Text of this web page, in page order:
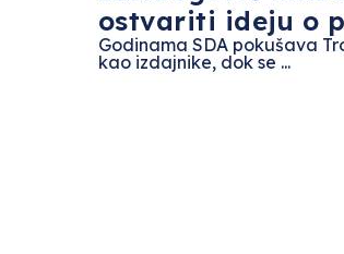
ostvariti ideju o
Godinama SDA pokušava
kao izdajnike, dok se ...